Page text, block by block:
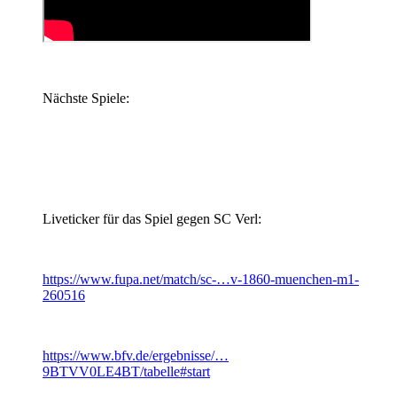
Nächste Spiele:
Liveticker für das Spiel gegen SC Verl:
https://www.fupa.net/match/sc-…v-1860-muenchen-m1-
260516
https://www.bfv.de/ergebnisse/…
9BTVV0LE4BT/tabelle#start